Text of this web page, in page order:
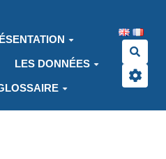
LES DONNÉES